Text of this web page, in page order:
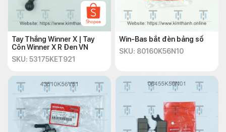
Tay Thắng Winner X | Tay
Côn Winner X R Đen VN
SKU: 53175KET921
Win-Bas bắt đèn bảng số
SKU: 80160K56N10